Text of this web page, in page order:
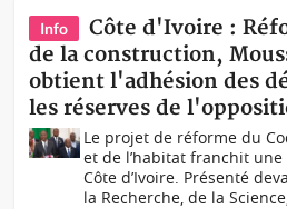
Info
Côte d'Ivoire :
de la construction,
obtient l'adhésion des
les réserves de
Le projet de réforme du
et de l’habitat franchit
Côte d’Ivoire. Présenté
la Recherche, de la